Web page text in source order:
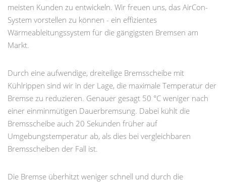
meisten Kunden zu entwickeln. Wir freuen uns, das AirCon-
System vorstellen zu können - ein effizientes
Wärmeableitungssystem für die gängigsten Bremsen am
Markt.
Durch eine aufwendige, dreiteilige Bremsscheibe mit
Kühlrippen sind wir in der Lage, die maximale Temperatur der
Bremse zu reduzieren. Genauer gesagt 50 °C weniger nach
einer einminmütigen Dauerbremsung. Dabei kühlt die
Bremsscheibe auch 20 Sekunden früher auf
Umgebungstemperatur ab, als dies bei vergleichbaren
Bremsscheiben der Fall ist.
Die Bremse überhitzt weniger schnell und durch die